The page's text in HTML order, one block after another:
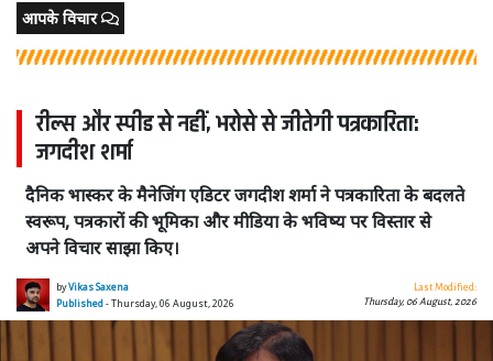
आपके विचार
रील्स और स्पीड से नहीं, भरोसे से जीतेगी पत्रकारिता:
जगदीश शर्मा
दैनिक भास्कर के मैनेजिंग एडिटर जगदीश शर्मा ने पत्रकारिता के बदलते
स्वरूप, पत्रकारों की भूमिका और मीडिया के भविष्य पर विस्तार से
अपने विचार साझा किए।
byVikas Saxena
Published- Thursday, 06 August, 2026
Last Modified:
Thursday, 06 August, 2026